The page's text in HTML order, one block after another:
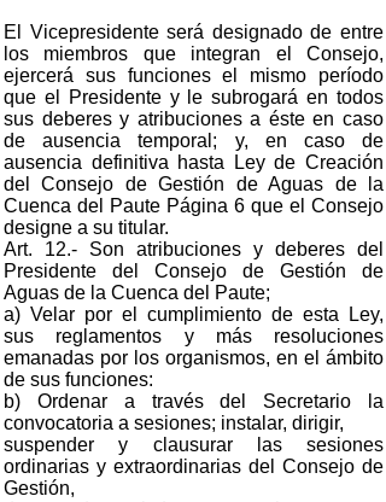
El Vicepresidente será designado de entre
los miembros que integran el Consejo,
ejercerá sus funciones el mismo período
que el Presidente y le subrogará en todos
sus deberes y atribuciones a éste en caso
de ausencia temporal; y, en caso de
ausencia definitiva hasta Ley de Creación
del Consejo de Gestión de Aguas de la
Cuenca del Paute Página 6 que el Consejo
designe a su titular.
Art. 12.- Son atribuciones y deberes del
Presidente del Consejo de Gestión de
Aguas de la Cuenca del Paute;
a) Velar por el cumplimiento de esta Ley,
sus reglamentos y más resoluciones
emanadas por los organismos, en el ámbito
de sus funciones:
b) Ordenar a través del Secretario la
convocatoria a sesiones; instalar, dirigir,
suspender y clausurar las sesiones
ordinarias y extraordinarias del Consejo de
Gestión,